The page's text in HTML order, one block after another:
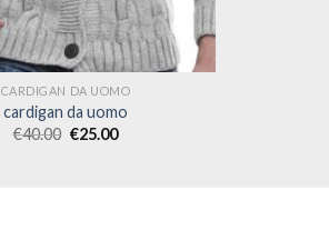
CARDIGAN DA UOMO
cardigan da uomo
€40.00 €25.00